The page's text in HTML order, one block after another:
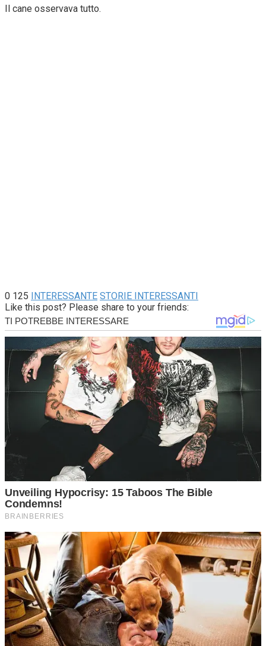
Il cane osservava tutto.
0 125 INTERESSANTE STORIE INTERESSANTI
Like this post? Please share to your friends: